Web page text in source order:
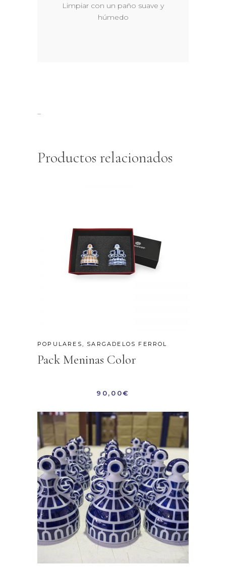
Limpiar con un paño suave y
húmedo
–
Productos relacionados
POPULARES, SARGADELOS FERROL
Pack Meninas Color
90,00€